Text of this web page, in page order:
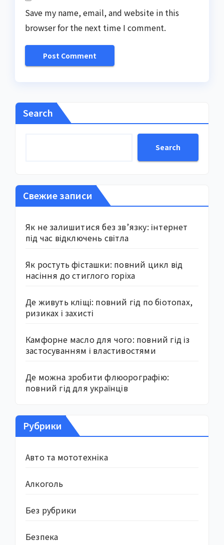
Save my name, email, and website in this
browser for the next time I comment.
Search
Search
Свежие записи
Як не залишитися без зв’язку: інтернет
під час відключень світла
Як ростуть фісташки: повний цикл від
насіння до стиглого горіха
Де живуть кліщі: повний гід по біотопах,
ризиках і захисті
Камфорне масло для чого: повний гід із
застосуванням і властивостями
Де можна зробити флюорографію:
повний гід для українців
Рубрики
Авто та мототехніка
Алкоголь
Без рубрики
Безпека